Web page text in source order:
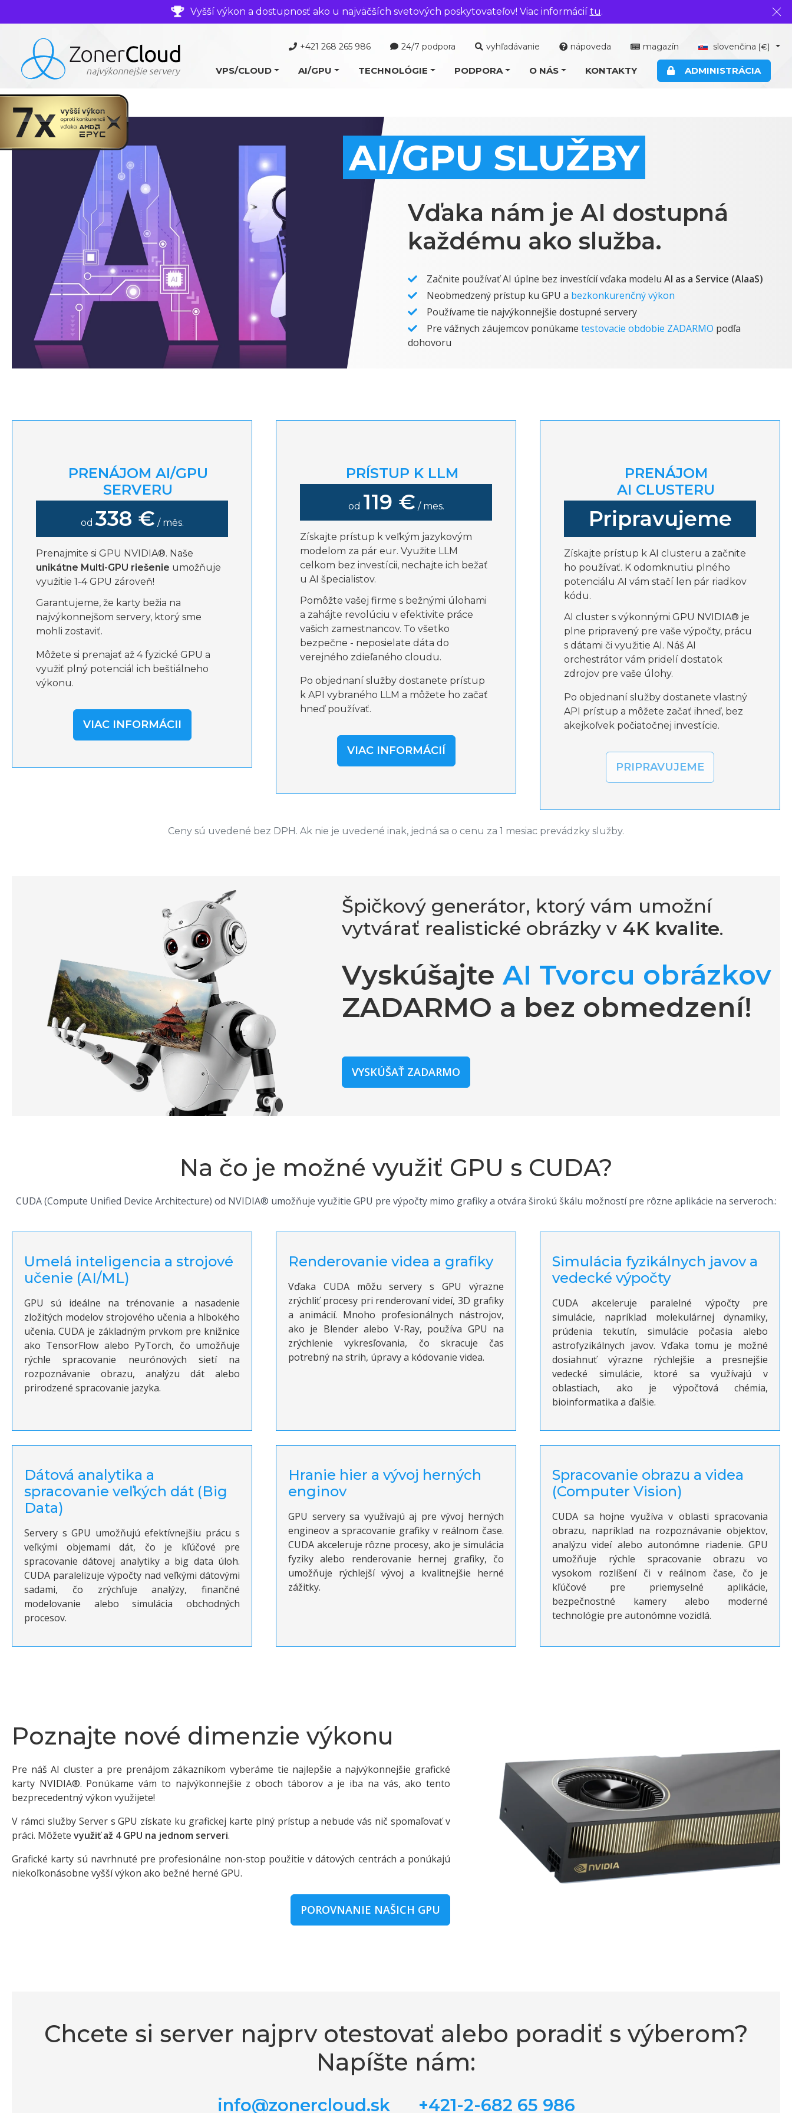
Vyšší výkon a dostupnosť ako u najväčších svetových poskytovateľov! Viac informácií tu.
+421 268 265 986 24/7 podpora vyhľadávanie nápoveda magazín slovenčina [€]
VPS/CLOUD AI/GPU TECHNOLÓGIE PODPORA O NÁS KONTAKTY ADMINISTRÁCIA
AI/GPU SLUŽBY
Vďaka nám je AI dostupná
každému ako služba.
Začnite používať AI úplne bez investícií vďaka modelu AI as a Service (AIaaS)
Neobmedzený prístup ku GPU a bezkonkurenčný výkon
Používame tie najvýkonnejšie dostupné servery
Pre vážnych záujemcov ponúkame testovacie obdobie ZADARMO podľa
dohovoru
PRENÁJOM AI/GPU
SERVERU
od 338 € / měs.
Prenajmite si GPU NVIDIA®. Naše
unikátne Multi-GPU riešenie umožňuje
využitie 1-4 GPU zároveň!
Garantujeme, že karty bežia na
najvýkonnejšom servery, ktorý sme
mohli zostaviť.
Môžete si prenajať až 4 fyzické GPU a
využiť plný potenciál ich beštiálneho
výkonu.
VIAC INFORMÁCII
PRÍSTUP K LLM
od 119 € / mes.
Získajte prístup k veľkým jazykovým
modelom za pár eur. Využite LLM
celkom bez investícii, nechajte ich bežať
u AI špecialistov.
Pomôžte vašej firme s bežnými úlohami
a zahájte revolúciu v efektivite práce
vašich zamestnancov. To všetko
bezpečne - neposielate dáta do
verejného zdieľaného cloudu.
Po objednaní služby dostanete prístup
k API vybraného LLM a môžete ho začať
hneď používať.
VIAC INFORMÁCIÍ
PRENÁJOM
AI CLUSTERU
Pripravujeme
Získajte prístup k AI clusteru a začnite
ho používať. K odomknutiu plného
potenciálu AI vám stačí len pár riadkov
kódu.
AI cluster s výkonnými GPU NVIDIA® je
plne pripravený pre vaše výpočty, prácu
s dátami či využitie AI. Náš AI
orchestrátor vám pridelí dostatok
zdrojov pre vaše úlohy.
Po objednaní služby dostanete vlastný
API prístup a môžete začať ihneď, bez
akejkoľvek počiatočnej investície.
PRIPRAVUJEME
Ceny sú uvedené bez DPH. Ak nie je uvedené inak, jedná sa o cenu za 1 mesiac prevádzky služby.
Špičkový generátor, ktorý vám umožní
vytvárať realistické obrázky v 4K kvalite.
Vyskúšajte AI Tvorcu obrázkov
ZADARMO a bez obmedzení!
VYSKÚŠAŤ ZADARMO
Na čo je možné využiť GPU s CUDA?
CUDA (Compute Unified Device Architecture) od NVIDIA® umožňuje využitie GPU pre výpočty mimo grafiky a otvára širokú škálu možností pre rôzne aplikácie na serveroch.:
Umelá inteligencia a strojové
učenie (AI/ML)
GPU sú ideálne na trénovanie a nasadenie
zložitých modelov strojového učenia a hlbokého
učenia. CUDA je základným prvkom pre knižnice
ako TensorFlow alebo PyTorch, čo umožňuje
rýchle spracovanie neurónových sietí na
rozpoznávanie obrazu, analýzu dát alebo
prirodzené spracovanie jazyka.
Renderovanie videa a grafiky
Vďaka CUDA môžu servery s GPU výrazne
zrýchliť procesy pri renderovaní videí, 3D grafiky
a animácií. Mnoho profesionálnych nástrojov,
ako je Blender alebo V-Ray, používa GPU na
zrýchlenie vykresľovania, čo skracuje čas
potrebný na strih, úpravy a kódovanie videa.
Simulácia fyzikálnych javov a
vedecké výpočty
CUDA akceleruje paralelné výpočty pre
simulácie, napríklad molekulárnej dynamiky,
prúdenia tekutín, simulácie počasia alebo
astrofyzikálnych javov. Vďaka tomu je možné
dosiahnuť výrazne rýchlejšie a presnejšie
vedecké simulácie, ktoré sa využívajú v
oblastiach, ako je výpočtová chémia,
bioinformatika a ďalšie.
Dátová analytika a
spracovanie veľkých dát (Big
Data)
Servery s GPU umožňujú efektívnejšiu prácu s
veľkými objemami dát, čo je kľúčové pre
spracovanie dátovej analytiky a big data úloh.
CUDA paralelizuje výpočty nad veľkými dátovými
sadami, čo zrýchľuje analýzy, finančné
modelovanie alebo simulácia obchodných
procesov.
Hranie hier a vývoj herných
enginov
GPU servery sa využívajú aj pre vývoj herných
engineov a spracovanie grafiky v reálnom čase.
CUDA akceleruje rôzne procesy, ako je simulácia
fyziky alebo renderovanie hernej grafiky, čo
umožňuje rýchlejší vývoj a kvalitnejšie herné
zážitky.
Spracovanie obrazu a videa
(Computer Vision)
CUDA sa hojne využíva v oblasti spracovania
obrazu, napríklad na rozpoznávanie objektov,
analýzu videí alebo autonómne riadenie. GPU
umožňuje rýchle spracovanie obrazu vo
vysokom rozlíšení či v reálnom čase, čo je
kľúčové pre priemyselné aplikácie,
bezpečnostné kamery alebo moderné
technológie pre autonómne vozidlá.
Poznajte nové dimenzie výkonu
Pre náš AI cluster a pre prenájom zákazníkom vyberáme tie najlepšie a najvýkonnejšie grafické
karty NVIDIA®. Ponúkame vám to najvýkonnejšie z oboch táborov a je iba na vás, ako tento
bezprecedentný výkon využijete!
V rámci služby Server s GPU získate ku grafickej karte plný prístup a nebude vás nič spomaľovať v
práci. Môžete využiť až 4 GPU na jednom serveri.
Grafické karty sú navrhnuté pre profesionálne non-stop použitie v dátových centrách a ponúkajú
niekoľkonásobne vyšší výkon ako bežné herné GPU.
POROVNANIE NAŠICH GPU
Chcete si server najprv otestovať alebo poradiť s výberom?
Napíšte nám:
info@zonercloud.sk +421-2-682 65 986